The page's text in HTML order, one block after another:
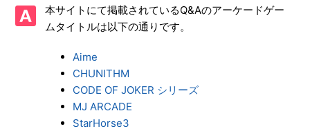
本サイトにて掲載されているQ&Aのアーケードゲー
ムタイトルは以下の通りです。
Aime
CHUNITHM
CODE OF JOKER シリーズ
MJ ARCADE
StarHorse3